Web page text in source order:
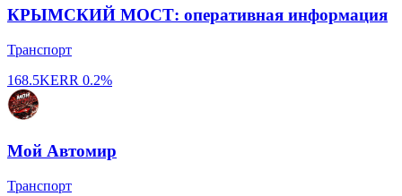
КРЫМСКИЙ МОСТ: оперативная информация
Транспорт
168.5KERR 0.2%
Мой Автомир
Транспорт